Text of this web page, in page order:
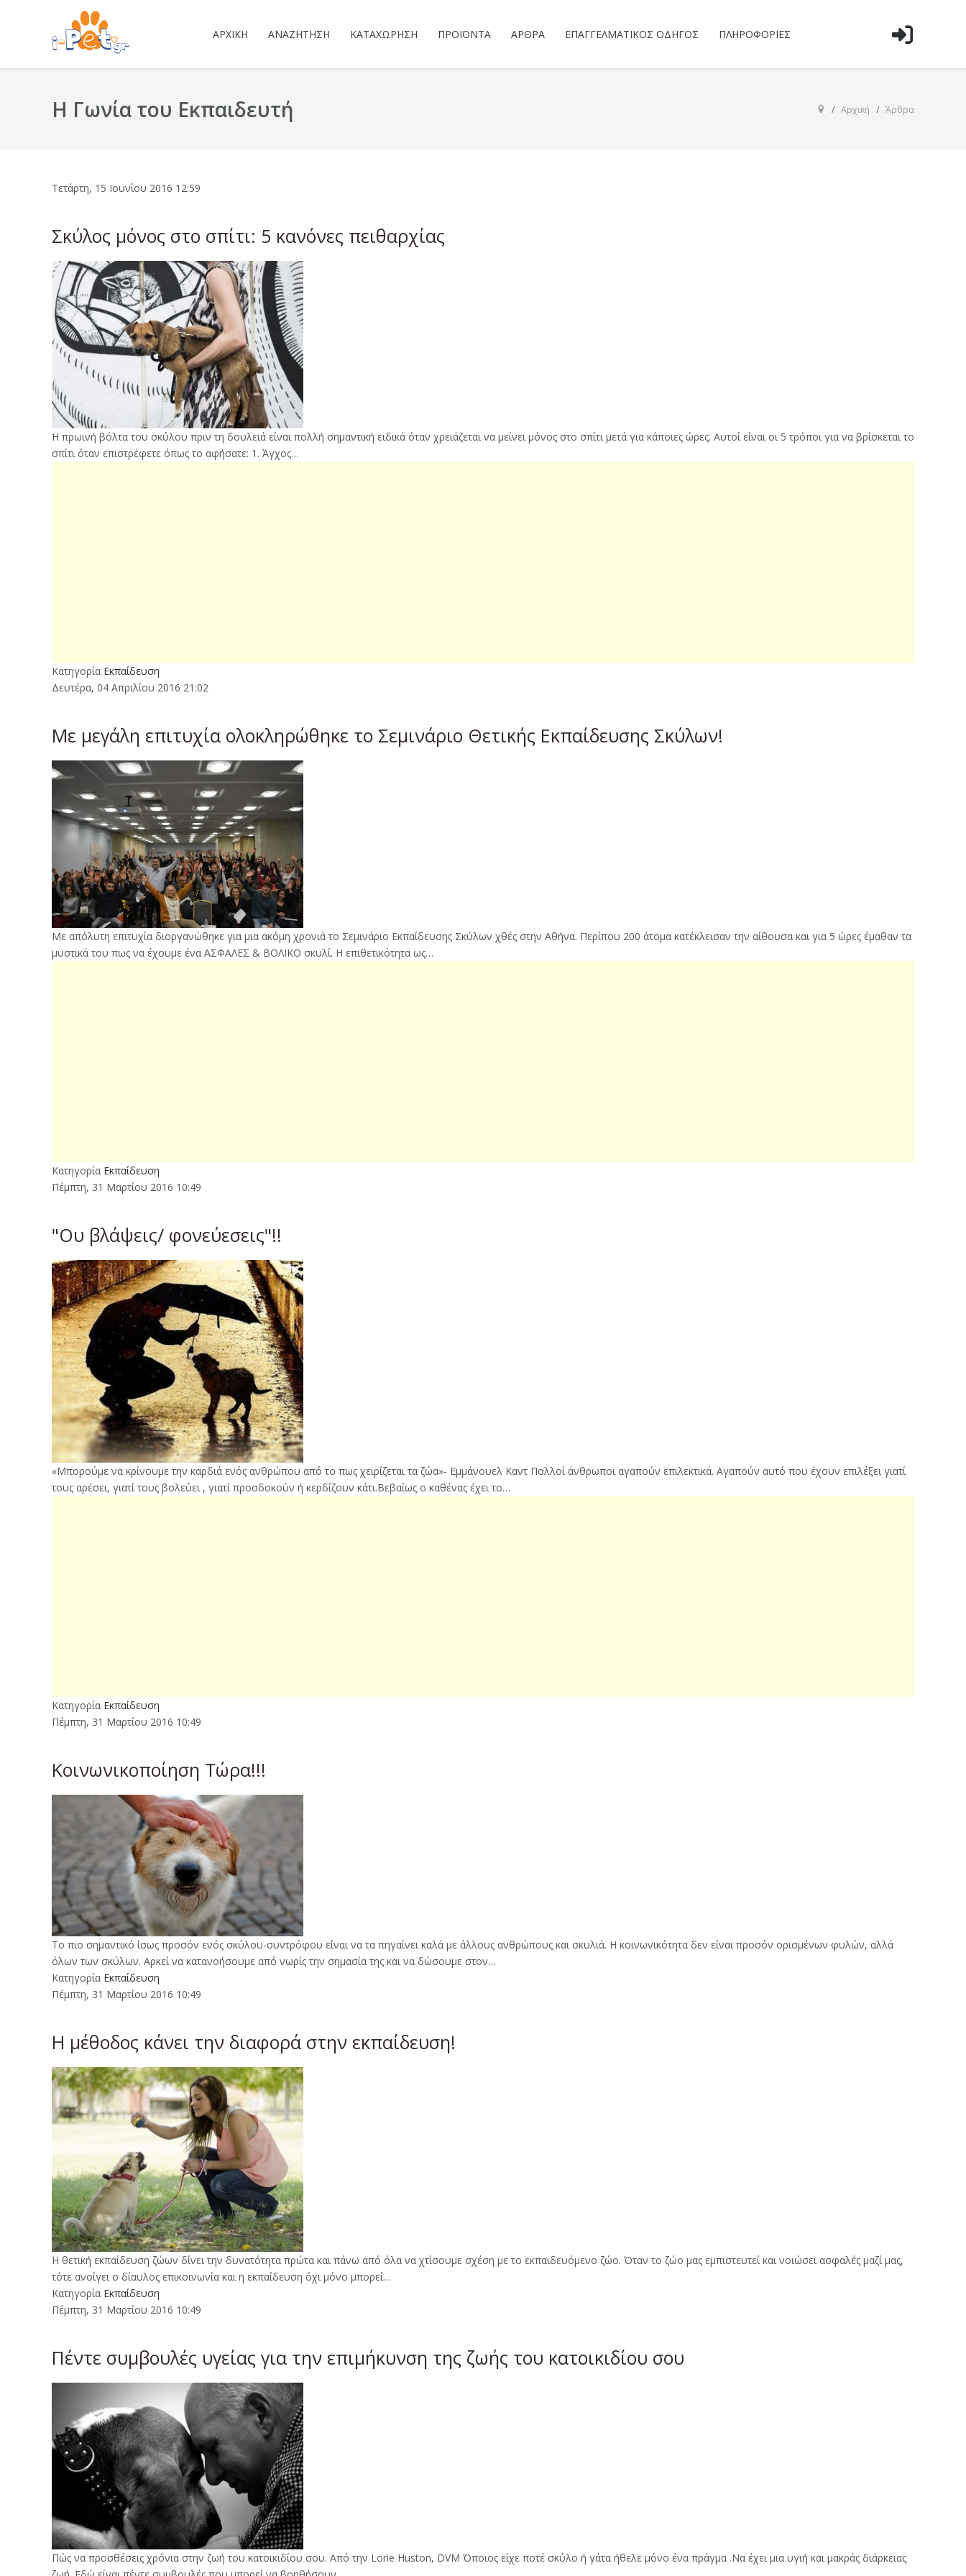
ΑΡΧΙΚΉ ΑΝΑΖΉΤΗΣΗ ΚΑΤΑΧΏΡΗΣΗ ΠΡΟΪΌΝΤΑ ΆΡΘΡΑ ΕΠΑΓΓΕΛΜΑΤΙΚΌΣ ΟΔΗΓΌΣ ΠΛΗΡΟΦΟΡΊΕΣ
Η Γωνία του Εκπαιδευτή Αρχική Άρθρα
Τετάρτη, 15 Ιουνίου 2016 12:59
Σκύλος μόνος στο σπίτι: 5 κανόνες πειθαρχίας
Η πρωινή βόλτα του σκύλου πριν τη δουλειά είναι πολλή σημαντική ειδικά όταν χρειάζεται να μείνει μόνος στο σπίτι μετά για κάποιες ώρες. Αυτοί είναι οι 5 τρόποι για να βρίσκεται το
σπίτι όταν επιστρέφετε όπως το αφήσατε: 1. Άγχος…
Κατηγορία Εκπαίδευση
Δευτέρα, 04 Απριλίου 2016 21:02
Με μεγάλη επιτυχία ολοκληρώθηκε το Σεμινάριο Θετικής Εκπαίδευσης Σκύλων!
Με απόλυτη επιτυχία διοργανώθηκε για μια ακόμη χρονιά το Σεμινάριο Εκπαίδευσης Σκύλων χθές στην Αθήνα. Περίπου 200 άτομα κατέκλεισαν την αίθουσα και για 5 ώρες έμαθαν τα
μυστικά του πως να έχουμε ένα ΑΣΦΑΛΕΣ & ΒΟΛΙΚΟ σκυλί. Η επιθετικότητα ως…
Κατηγορία Εκπαίδευση
Πέμπτη, 31 Μαρτίου 2016 10:49
"Ου βλάψεις/ φονεύεσεις"!!
«Μπορούμε να κρίνουμε την καρδιά ενός ανθρώπου από το πως χειρίζεται τα ζώα»- Εμμάνουελ Καντ Πολλοί άνθρωποι αγαπούν επιλεκτικά. Αγαπούν αυτό που έχουν επιλέξει γιατί
τους αρέσει, γιατί τους βολεύει , γιατί προσδοκούν ή κερδίζουν κάτι.Βεβαίως ο καθένας έχει το…
Κατηγορία Εκπαίδευση
Πέμπτη, 31 Μαρτίου 2016 10:49
Κοινωνικοποίηση Τώρα!!!
Το πιο σημαντικό ίσως προσόν ενός σκύλου-συντρόφου είναι να τα πηγαίνει καλά με άλλους ανθρώπους και σκυλιά. Η κοινωνικότητα δεν είναι προσόν ορισμένων φυλών, αλλά
όλων των σκύλων. Αρκεί να κατανοήσουμε από νωρίς την σημασία της και να δώσουμε στον…
Κατηγορία Εκπαίδευση
Πέμπτη, 31 Μαρτίου 2016 10:49
Η μέθοδος κάνει την διαφορά στην εκπαίδευση!
Η θετική εκπαίδευση ζώων δίνει την δυνατότητα πρώτα και πάνω από όλα να χτίσουμε σχέση με το εκπαιδευόμενο ζώο. Όταν το ζώο μας εμπιστευτεί και νοιώσει ασφαλές μαζί μας,
τότε ανοίγει ο δίαυλος επικοινωνία και η εκπαίδευση όχι μόνο μπορεί…
Κατηγορία Εκπαίδευση
Πέμπτη, 31 Μαρτίου 2016 10:49
Πέντε συμβουλές υγείας για την επιμήκυνση της ζωής του κατοικιδίου σου
Πώς να προσθέσεις χρόνια στην ζωή του κατοικιδίου σου. Από την Lorie Huston, DVM Όποιος είχε ποτέ σκύλο ή γάτα ήθελε μόνο ένα πράγμα .Να έχει μια υγιή και μακράς διάρκειας